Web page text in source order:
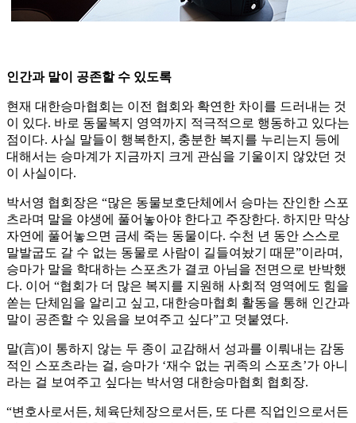
인간과 말이 공존할 수 있도록
현재 대한승마협회는 이전 협회와 확연한 차이를 드러내는 것
이 있다. 바로 동물복지 영역까지 적극적으로 행동하고 있다는
점이다. 사실 말들이 행복한지, 충분한 복지를 누리는지 등에
대해서는 승마계가 지금까지 크게 관심을 기울이지 않았던 것
이 사실이다.
박서영 협회장은 “많은 동물보호단체에서 승마는 잔인한 스포
츠라며 말을 야생에 풀어놓아야 한다고 주장한다. 하지만 막상
자연에 풀어놓으면 금세 죽는 동물이다. 수천 년 동안 스스로
말발굽도 갈 수 없는 동물로 사람이 길들여놨기 때문”이라며,
승마가 말을 학대하는 스포츠가 결코 아님을 전면으로 반박했
다. 이어 “협회가 더 많은 복지를 지원해 사회적 영역에도 힘을
쏟는 단체임을 알리고 싶고, 대한승마협회 활동을 통해 인간과
말이 공존할 수 있음을 보여주고 싶다”고 덧붙였다.
말(言)이 통하지 않는 두 종이 교감해서 성과를 이뤄내는 감동
적인 스포츠라는 걸, 승마가 ‘재수 없는 귀족의 스포츠’가 아니
라는 걸 보여주고 싶다는 박서영 대한승마협회 협회장.
“변호사로서든, 체육단체장으로서든, 또 다른 직업인으로서든